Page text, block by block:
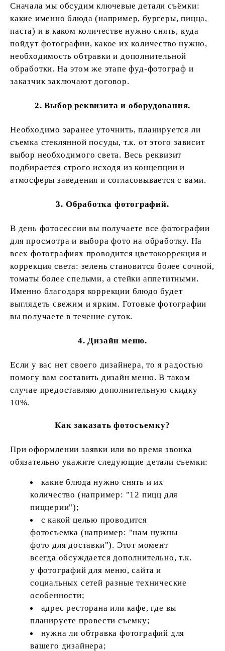
Сначала мы обсудим ключевые детали съёмки:
какие именно блюда (например, бургеры, пицца,
паста) и в каком количестве нужно снять, куда
пойдут фотографии, какое их количество нужно,
необходимость обтравки и дополнительной
обработки. На этом же этапе фуд-фотограф и
заказчик заключают договор.
2. Выбор реквизита и оборудования.
Необходимо заранее уточнить, планируется ли
съемка стеклянной посуды, т.к. от этого зависит
выбор необходимого света. Весь реквизит
подбирается строго исходя из концепции и
атмосферы заведения и согласовывается с вами.
3. Обработка фотографий.
В день фотосессии вы получаете все фотографии
для просмотра и выбора фото на обработку. На
всех фотографиях проводится цветокоррекция и
коррекция света: зелень становится более сочной,
томаты более спелыми, а стейки аппетитными.
Именно благодаря коррекции блюдо будет
выглядеть свежим и ярким. Готовые фотографии
вы получаете в течение суток.
4. Дизайн меню.
Если у вас нет своего дизайнера, то я радостью
помогу вам составить дизайн меню. В таком
случае предоставляю дополнительную скидку
10%.
Как заказать фотосъемку?
При оформлении заявки или во время звонка
обязательно укажите следующие детали съемки:
какие блюда нужно снять и их
количество (например: "12 пицц для
пиццерии");
с какой целью проводится
фотосъемка (например: "нам нужны
фото для доставки"). Этот момент
всегда обсуждается дополнительно, т.к.
у фотографий для меню, сайта и
социальных сетей разные технические
особенности;
адрес ресторана или кафе, где вы
планируете провести съемку;
нужна ли обтравка фотографий для
вашего дизайнера;